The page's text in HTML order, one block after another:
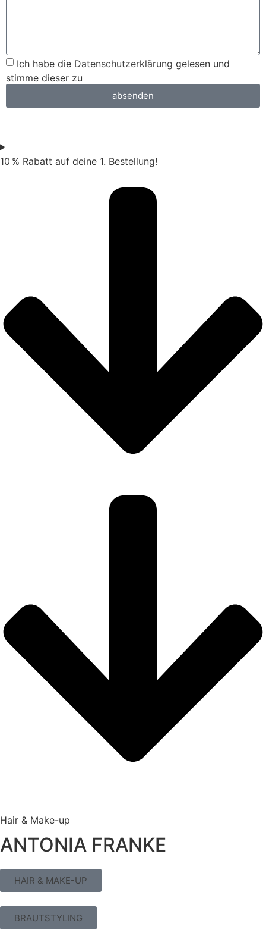
Ich habe die Datenschutzerklärung gelesen und
stimme dieser zu
absenden
10 % Rabatt auf deine 1. Bestellung!
Hair & Make-up
ANTONIA FRANKE
HAIR & MAKE-UP
BRAUTSTYLING